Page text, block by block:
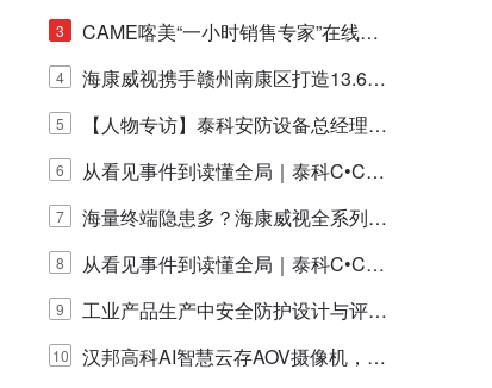
脑机技术商业化生态新路径
3
CAME喀美“一小时销售专家”在线赋
能培训正式启动！
4
海康威视携手赣州南康区打造13.6公
里绿波网
5
【人物专访】泰科安防设备总经理张
宁解码安防出海新范式
6
从看见事件到读懂全局｜泰科C•CUR
E IQ 3.20开启安防运营智能新时代
7
海量终端隐患多？海康威视全系列物
联安全产品，四层守护更放心！
8
从看见事件到读懂全局｜泰科C•CUR
E IQ 3.20开启安防运营智能新时代
9
工业产品生产中安全防护设计与评估
的实践与探讨
10
汉邦高科AI智慧云存AOV摄像机，三